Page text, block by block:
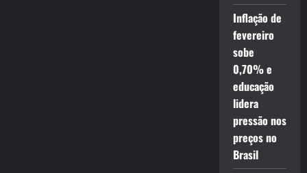
Inflação de
fevereiro
sobe
0,70% e
educação
lidera
pressão nos
preços no
Brasil